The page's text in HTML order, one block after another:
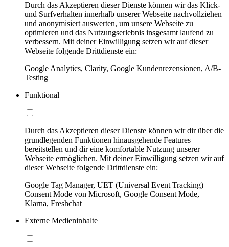
Durch das Akzeptieren dieser Dienste können wir das Klick-
und Surfverhalten innerhalb unserer Webseite nachvollziehen
und anonymisiert auswerten, um unsere Webseite zu
optimieren und das Nutzungserlebnis insgesamt laufend zu
verbessern. Mit deiner Einwilligung setzen wir auf dieser
Webseite folgende Drittdienste ein:
Google Analytics, Clarity, Google Kundenrezensionen, A/B-
Testing
Funktional
Durch das Akzeptieren dieser Dienste können wir dir über die
grundlegenden Funktionen hinausgehende Features
bereitstellen und dir eine komfortable Nutzung unserer
Webseite ermöglichen. Mit deiner Einwilligung setzen wir auf
dieser Webseite folgende Drittdienste ein:
Google Tag Manager, UET (Universal Event Tracking)
Consent Mode von Microsoft, Google Consent Mode,
Klarna, Freshchat
Externe Medieninhalte